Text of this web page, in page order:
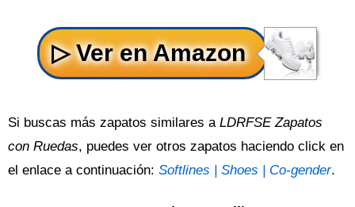
Si buscas más zapatos similares a LDRFSE Zapatos
con Ruedas, puedes ver otros zapatos haciendo click en
el enlace a continuación: Softlines | Shoes | Co-gender.